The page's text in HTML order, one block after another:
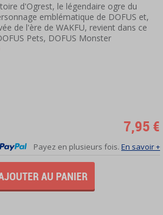
d'Ogrest, le légendaire ogre du
emblématique de DOFUS et,
de l'ère de WAKFU, revient dans ce
Pets, DOFUS Monster
7,95 €
Payez en plusieurs fois. En savoir +
AU PANIER